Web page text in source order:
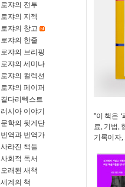
로쟈의 전투
로쟈의 지젝
로쟈의 창고
로쟈의 한줄
로쟈의 브리핑
로쟈의 세미나
로쟈의 컬렉션
로쟈의 페이퍼
곁다리텍스트
러시아 이야기
문학의 뒷계단
번역과 번역가
사라진 책들
사회적 독서
오래된 새책
세계의 책
"이 책은
료, 기법,
기록이자